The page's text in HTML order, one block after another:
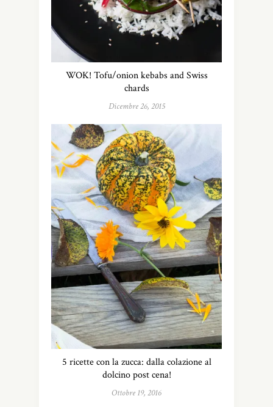
WOK! Tofu/onion kebabs and Swiss
chards
Dicembre 26, 2015
5 ricette con la zucca: dalla colazione al
dolcino post cena!
Ottobre 19, 2016